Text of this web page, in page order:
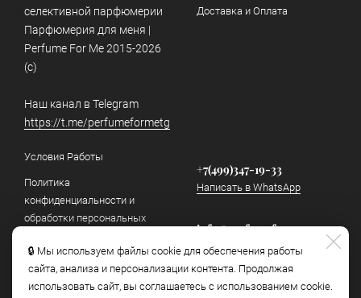
🔒 Мы используем файлы cookie для обеспечения работы
сайта, анализа и персонализации контента. Продолжая
использовать сайт, вы соглашаетесь с использованием cookie.
селективной парфюмерии
Парфюмерия для меня |
Perfume For Me 2015-2026
(c)
Наш канал в Telegram
https://t.me/perfumeformetg
Доставка и Оплата
Условия Работы
Политика
конфиденциальности и
обработки персональных
Как отличить подделку
+7(499)347-19-33
Написать в WhatsApp
info@perfumeforme.ru
Написать в Telegram
Наш канал в Telegram